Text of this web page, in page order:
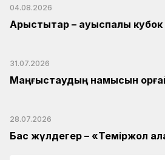
04.08.2026
Арыстықтар – ауыспалы кубок
31.07.2026
Маңғыстаудың намысын
28.07.2026
Бас жүлдегер – «Теміржол